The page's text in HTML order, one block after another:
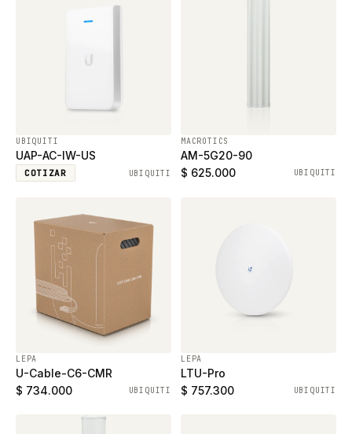
UBIQUITI
UAP-AC-IW-US
COTIZAR UBIQUITI
MACROTICS
AM-5G20-90
$ 625.000
UBIQUITI
LEPA
U-Cable-C6-CMR
$ 734.000
UBIQUITI
LEPA
LTU-Pro
$ 757.300
UBIQUITI